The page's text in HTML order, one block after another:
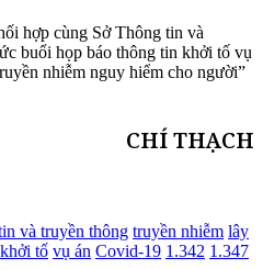
hợp cùng Sở Thông tin và
buổi họp báo thông tin khởi tố vụ
nhiễm nguy hiểm cho người”
CHÍ THẠCH
và truyền thông truyền nhiễm lây
khởi tố vụ án Covid-19 1.342 1.347